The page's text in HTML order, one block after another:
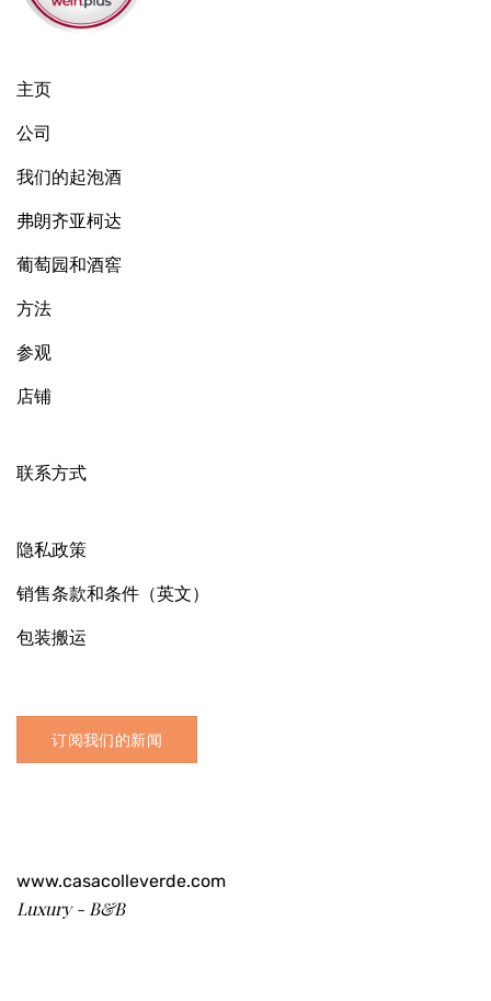
主页
公司
我们的起泡酒
弗朗齐亚柯达
葡萄园和酒窖
方法
参观
店铺
联系方式
隐私政策
销售条款和条件（英文）
包装搬运
订阅我们的新闻
www.casacolleverde.com
Luxury - B&B